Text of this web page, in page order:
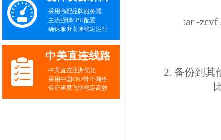
采用高配品牌服务器
主流强悍CPU配置
确保服务高速稳定运行
中美直连线路
中美直连亚洲优化
采用中国CN2骨干网络
保证速度飞快稳定高效
tar -zcvf
2. 备份到其